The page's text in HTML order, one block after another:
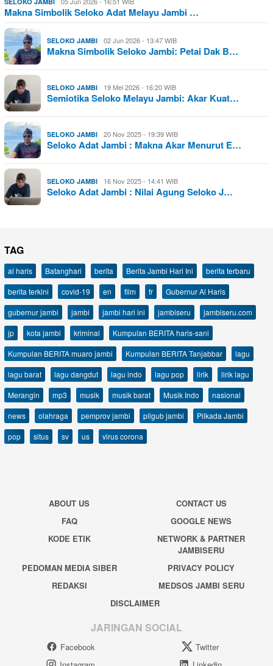
Makna Simbolik Seloko Adat Melayu Jambi …
SELOKO JAMBI 02 Jun 2026 - 13:47 WIB
Makna Simbolik Seloko Jambi: Petai Dak B…
SELOKO JAMBI 19 Mei 2026 - 16:20 WIB
Semiotika Seloko Melayu Jambi: Akar Kuat…
SELOKO JAMBI 20 Nov 2025 - 19:39 WIB
Seloko Adat Jambi : Makna Akar Menurut E…
SELOKO JAMBI 16 Nov 2025 - 14:41 WIB
Seloko Adat Jambi : Nilai Agung Seloko J…
TAG
al haris Batanghari berita Berita Jambi Hari Ini
berita terbaru
berita terkini
covid-19 en film fr
Gubernur Al Haris
gubernur jambi
jambi jambi hari ini jambiseru
jambiseru.com
jp
kota jambi kriminal
Kumpulan BERITA haris-sani
Kumpulan BERITA muaro jambi
Kumpulan BERITA Tanjabbar
lagu
lagu barat
lagu dangdut lagu indo lagu pop lirik
lirik lagu
Merangin
mp3 musik musik barat Musik Indo
nasional
news
olahraga pemprov jambi pilgub jambi
Pilkada Jambi
pop
situs sv us virus corona
ABOUT US
CONTACT US
FAQ
GOOGLE NEWS
KODE ETIK
NETWORK & PARTNER
JAMBISERU
PEDOMAN MEDIA SIBER
PRIVACY POLICY
REDAKSI
MEDSOS JAMBI SERU
DISCLAIMER
JARINGAN SOCIAL
Facebook
Twitter